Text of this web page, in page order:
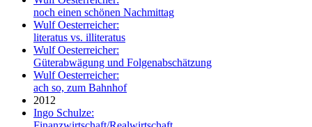
noch einen schönen Nachmittag
Wulf Oesterreicher:
literatus vs. illiteratus
Wulf Oesterreicher:
Güterabwägung und Folgenabschätzung
Wulf Oesterreicher:
ach so, zum Bahnhof
2012
Ingo Schulze: